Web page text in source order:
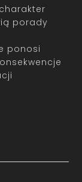
porady
ponosi